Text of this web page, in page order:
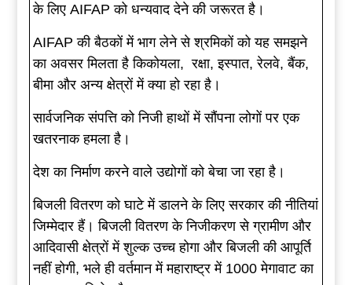
के लिए AIFAP को धन्यवाद देने की जरूरत है।
AIFAP की बैठकों में भाग लेने से श्रमिकों को यह समझने
का अवसर मिलता है किकोयला, रक्षा, इस्पात, रेलवे, बैंक,
बीमा और अन्य क्षेत्रों में क्या हो रहा है।
सार्वजनिक संपत्ति को निजी हाथों में सौंपना लोगों पर एक
खतरनाक हमला है।
देश का निर्माण करने वाले उद्योगों को बेचा जा रहा है।
बिजली वितरण को घाटे में डालने के लिए सरकार की नीतियां
जिम्मेदार हैं। बिजली वितरण के निजीकरण से ग्रामीण और
आदिवासी क्षेत्रों में शुल्क उच्च होगा और बिजली की आपूर्ति
नहीं होगी, भले ही वर्तमान में महाराष्ट्र में 1000 मेगावाट का